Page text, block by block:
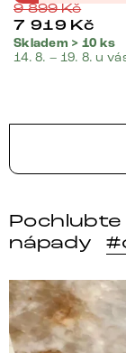
9 899Kč
7 919 Kč
Skladem > 10 ks
14. 8. – 19. 8. u
Pochlubte
nápady
DELIFE –